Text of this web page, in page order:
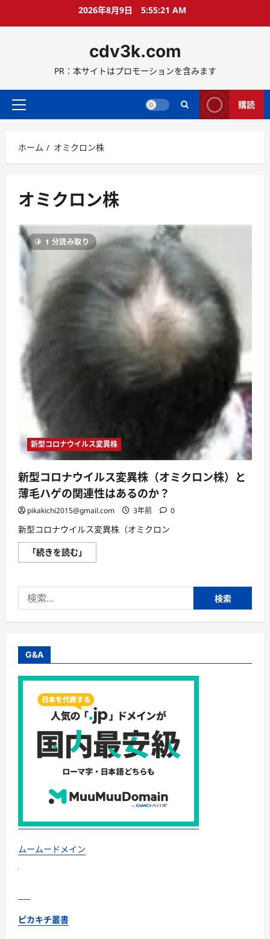
ス
ッ
2026年8月9日 5:55:22 AM
cdv3k.com
PR：本サイトはプロモーションを含みます
メ
メ
ニ
ー
購読
ホーム オミクロン株
オミクロン株
1 分読み取り
新型コロナウイルス変異株
新型コロナウイルス変異株（オミクロン株）と
薄毛ハゲの関連性はあるのか？
pikakichi2015@gmail.com 3年前 0
新型コロナウイルス変異株（オミクロン
「続きを読む」
型
ナ
ル
ス
ミ
ロ
株）
と
薄
毛
ゲ
の
関
性
は
る
の
に
つ
索:
G&A
ムームードメイン
ピカキチ叢書